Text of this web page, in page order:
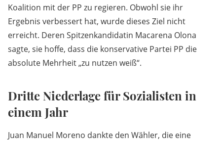
Koalition mit der PP zu regieren. Obwohl sie ihr
Ergebnis verbessert hat, wurde dieses Ziel nicht
erreicht. Deren Spitzenkandidatin Macarena Olona
sagte, sie hoffe, dass die konservative Partei PP die
absolute Mehrheit „zu nutzen weiß“.
Dritte Niederlage für Sozialisten in
einem Jahr
Juan Manuel Moreno dankte den Wähler, die eine